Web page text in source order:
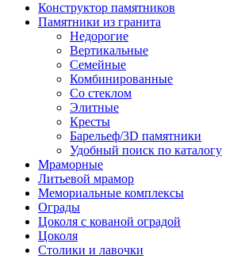
Конструктор памятников
Памятники из гранита
Недорогие
Вертикальные
Семейные
Комбинированные
Со стеклом
Элитные
Кресты
Барельеф/3D памятники
Удобный поиск по каталогу
Мраморные
Литьевой мрамор
Мемориальные комплексы
Ограды
Цоколя с кованой оградой
Цоколя
Столики и лавочки